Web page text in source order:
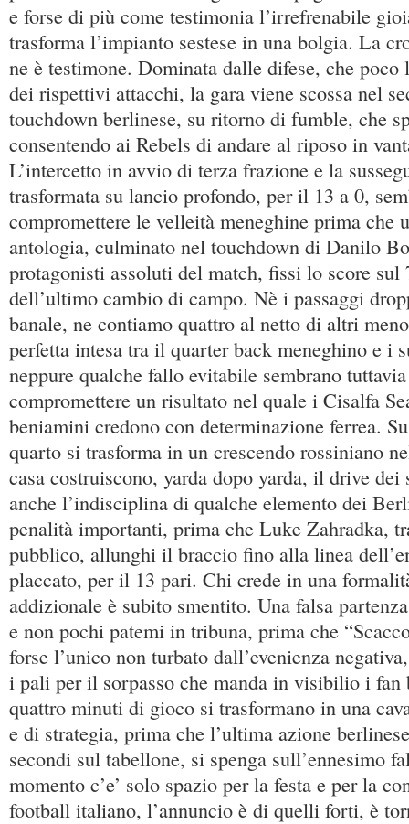
e forse di più come testimonia l’irrefrenabile
trasforma l’impianto sestese in una bolgia. La
ne è testimone. Dominata dalle difese, che
dei rispettivi attacchi, la gara viene scossa nel
touchdown berlinese, su ritorno di fumble, che
consentendo ai Rebels di andare al riposo in
L’intercetto in avvio di terza frazione e la
trasformata su lancio profondo, per il 13 a 0,
compromettere le velleità meneghine prima che
antologia, culminato nel touchdown di Danilo
protagonisti assoluti del match, fissi lo score sul
dell’ultimo cambio di campo. Nè i passaggi
banale, ne contiamo quattro al netto di altri
perfetta intesa tra il quarter back meneghino e i
neppure qualche fallo evitabile sembrano
compromettere un risultato nel quale i Cisalfa
beniamini credono con determinazione ferrea.
quarto si trasforma in un crescendo rossiniano
casa costruiscono, yarda dopo yarda, il drive
anche l’indisciplina di qualche elemento dei
penalità importanti, prima che Luke Zahradka,
pubblico, allunghi il braccio fino alla linea
placcato, per il 13 pari. Chi crede in una
addizionale è subito smentito. Una falsa
e non pochi patemi in tribuna, prima che
forse l’unico non turbato dall’evenienza
i pali per il sorpasso che manda in visibilio i
quattro minuti di gioco si trasformano in una
e di strategia, prima che l’ultima azione
secondi sul tabellone, si spenga sull’ennesimo
momento c’e’ solo spazio per la festa e per la
football italiano, l’annuncio è di quelli forti, è